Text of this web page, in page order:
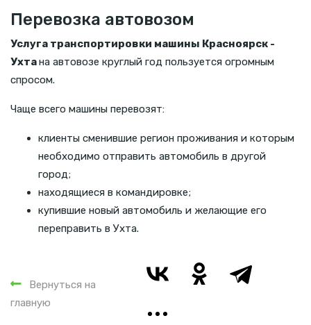
Перевозка автовозом
Услуга транспортировки машины Красноярск -
Ухтана автовозе круглый год пользуется огромным
спросом.
Чаще всего машины перевозят:
клиенты сменившие регион проживания и которым
необходимо отправить автомобиль в другой
город;
находящиеся в командировке;
купившие новый автомобиль и желающие его
переправить в Ухта.
Вернуться на
главную